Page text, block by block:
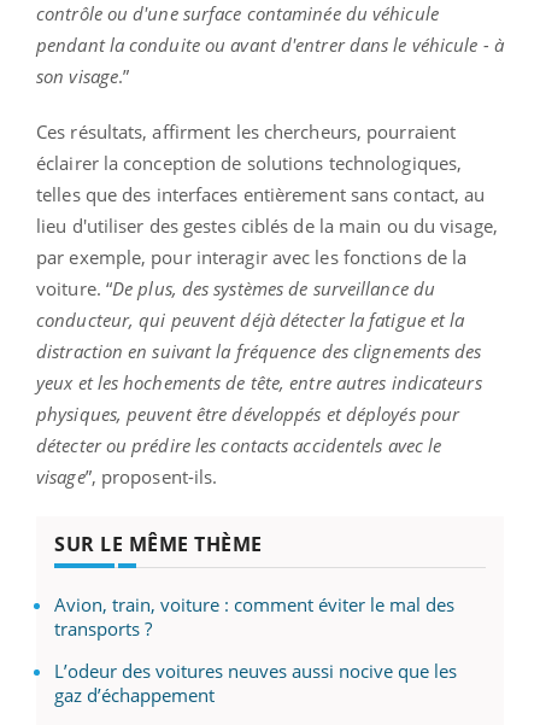
contrôle ou d'une surface contaminée du véhicule
pendant la conduite ou avant d'entrer dans le véhicule - à
son visage.”
Ces résultats, affirment les chercheurs, pourraient
éclairer la conception de solutions technologiques,
telles que des interfaces entièrement sans contact, au
lieu d'utiliser des gestes ciblés de la main ou du visage,
par exemple, pour interagir avec les fonctions de la
voiture. “De plus, des systèmes de surveillance du
conducteur, qui peuvent déjà détecter la fatigue et la
distraction en suivant la fréquence des clignements des
yeux et les hochements de tête, entre autres indicateurs
physiques, peuvent être développés et déployés pour
détecter ou prédire les contacts accidentels avec le
visage”, proposent-ils.
SUR LE MÊME THÈME
Avion, train, voiture : comment éviter le mal des
transports ?
L’odeur des voitures neuves aussi nocive que les
gaz d’échappement